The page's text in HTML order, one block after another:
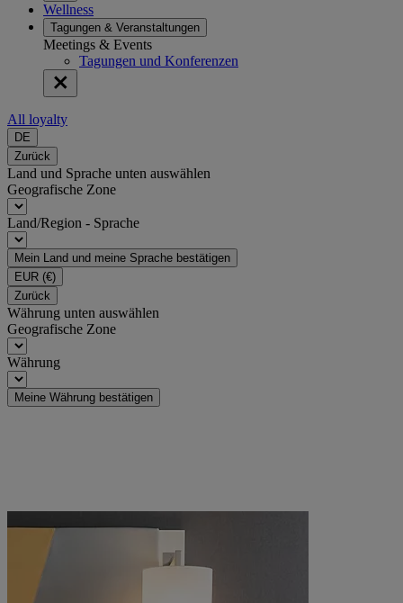
Wellness
Tagungen & Veranstaltungen
Meetings & Events
Tagungen und Konferenzen
All loyalty
DE
Zurück
Land und Sprache unten auswählen
Geografische Zone
Land/Region - Sprache
Mein Land und meine Sprache bestätigen
EUR (€)
Zurück
Währung unten auswählen
Geografische Zone
Währung
Meine Währung bestätigen